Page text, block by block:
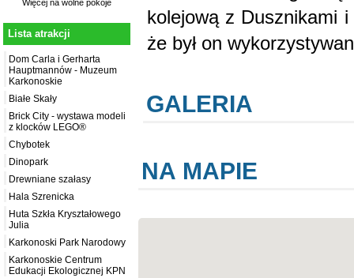
Więcej na wolne pokoje
Lista atrakcji
Dom Carla i Gerharta
Hauptmannów - Muzeum
Karkonoskie
Białe Skały
Brick City - wystawa modeli
z klocków LEGO®
Chybotek
Dinopark
Drewniane szałasy
Hala Szrenicka
Huta Szkła Kryształowego
Julia
Karkonoski Park Narodowy
Karkonoskie Centrum
Edukacji Ekologicznej KPN
kolejową z Dusznikami i Kłodzkiem. Jego malownicze położenie sprawiło,
że był on
GALERIA
NA MAPIE